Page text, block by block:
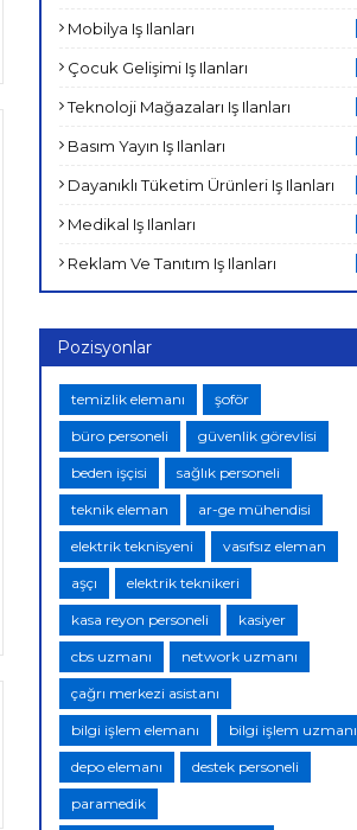
Mobilya Iş Ilanları
Çocuk Gelişimi Iş Ilanları
Teknoloji Mağazaları Iş Ilanları
Basım Yayın Iş Ilanları
Dayanıklı Tüketim Ürünleri Iş Ilanları
Medikal Iş Ilanları
Reklam Ve Tanıtım Iş Ilanları
Pozisyonlar
temizlik elemanı şoför
büro personeli güvenlik görevlisi
beden işçisi sağlık personeli
teknik eleman ar-ge mühendisi
elektrik teknisyeni vasıfsız eleman
aşçı elektrik teknikeri
kasa reyon personeli kasiyer
cbs uzmanı network uzmanı
çağrı merkezi asistanı
bilgi işlem elemanı bilgi işlem uzmanı
depo elemanı destek personeli
paramedik